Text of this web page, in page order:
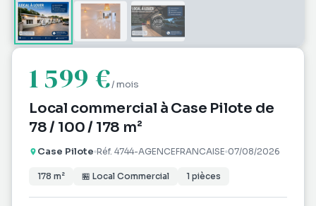
1 599 €/ mois
Local commercial à Case Pilote de
78 / 100 / 178 m²
Case Pilote Réf. 4744-AGENCEFRANCAISE 07/08/2026
178 m² 🏪 Local Commercial 1 pièces